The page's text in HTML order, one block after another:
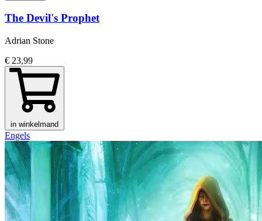
The Devil's Prophet
Adrian Stone
€ 23,99
in winkelmand
Engels